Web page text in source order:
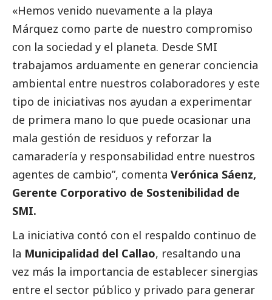
«Hemos venido nuevamente a la playa
Márquez como parte de nuestro compromiso
con la sociedad y el planeta. Desde SMI
trabajamos arduamente en generar conciencia
ambiental entre nuestros colaboradores y este
tipo de iniciativas nos ayudan a experimentar
de primera mano lo que puede ocasionar una
mala gestión de residuos y reforzar la
camaradería y responsabilidad entre nuestros
agentes de cambio”, comenta Verónica Sáenz,
Gerente Corporativo de Sostenibilidad de
SMI.
La iniciativa contó con el respaldo continuo de
la Municipalidad del Callao, resaltando una
vez más la importancia de establecer sinergias
entre el sector público y privado para generar